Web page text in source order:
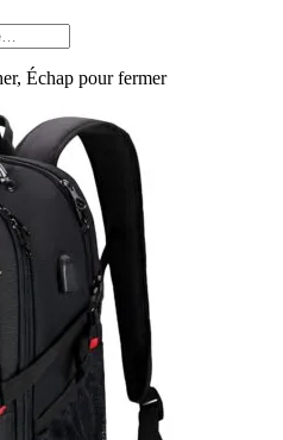
Échap pour fermer